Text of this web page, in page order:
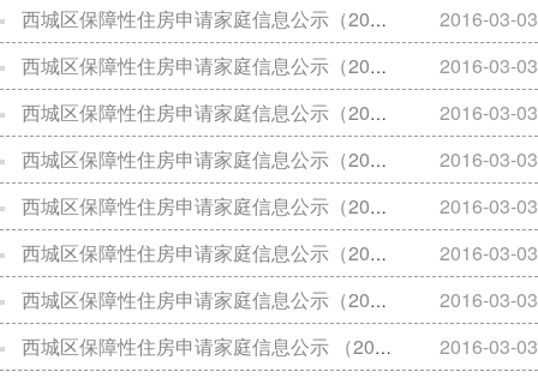
西城区保障性住房申请家庭信息公示（2015年3月27日）
2016-03-03
西城区保障性住房申请家庭信息公示（2015年4月3日）
2016-03-03
西城区保障性住房申请家庭信息公示（2015年1月30日）
2016-03-03
西城区保障性住房申请家庭信息公示（2015年4月10日）
2016-03-03
西城区保障性住房申请家庭信息公示（2015年4月24日）
2016-03-03
西城区保障性住房申请家庭信息公示（2015年6月05日）
2016-03-03
西城区保障性住房申请家庭信息公示（2015年7月17日）
2016-03-03
西城区保障性住房申请家庭信息公示 （2015年12月31日）
2016-03-03